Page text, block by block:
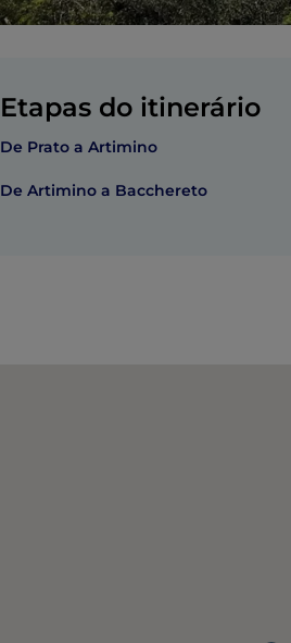
Etapas do itinerário
De Prato a Artimino
De Artimino a Bacchereto